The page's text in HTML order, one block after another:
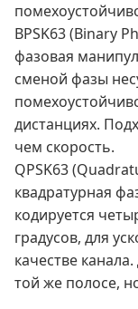
BPSK63 (Binary
фазовая
сменой фазы
дистанциях.
чем скорость.
QPSK63
квадратурная
кодируется
градусов, для
качестве
той же полосе,